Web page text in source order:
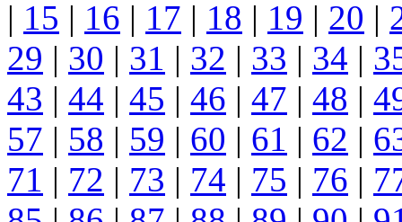
| 15 | 16 | 17 | 18 | 19 | 20 |
29 | 30 | 31 | 32 | 33 | 34 |
43 | 44 | 45 | 46 | 47 | 48 |
57 | 58 | 59 | 60 | 61 | 62 |
71 | 72 | 73 | 74 | 75 | 76 |